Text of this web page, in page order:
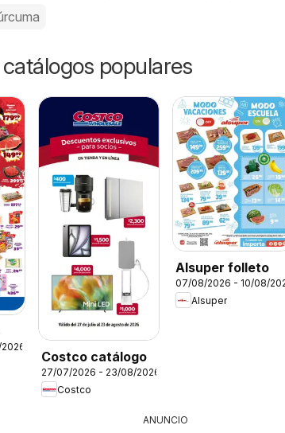
populares
Costco catálogo
27/07/2026 - 23/08/2026
Costco
Alsuper folleto
07/08/2026 - 10/08/
Alsuper
ANUNCIO